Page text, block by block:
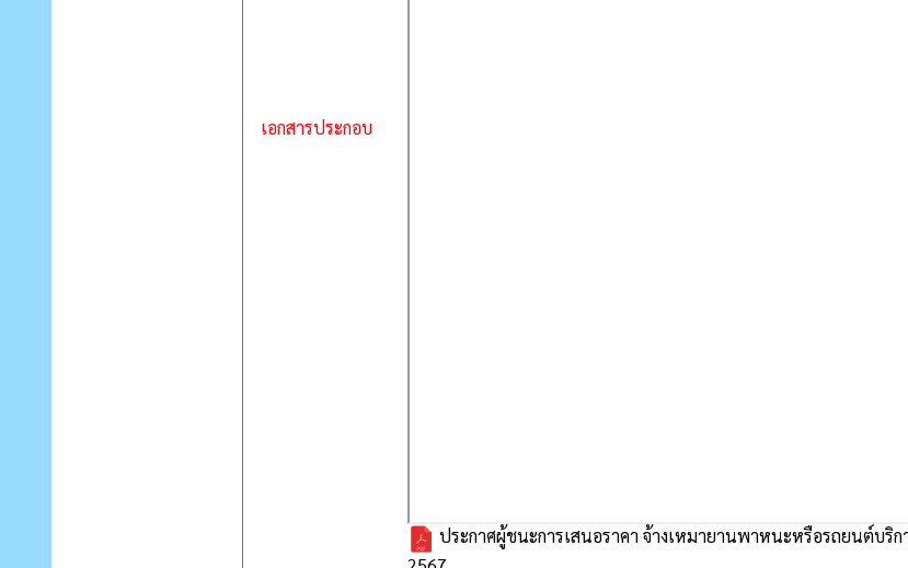
เอกสารประกอบ
ประกาศผู้ชนะการเสนอราคา จ้างเหมายานพาหนะหรือรถยนต์บ